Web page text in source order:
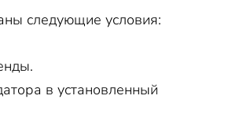
следующие условия:
в установленный